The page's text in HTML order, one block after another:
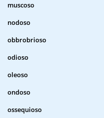
muscoso
nodoso
obbrobrioso
odioso
oleoso
ondoso
ossequioso